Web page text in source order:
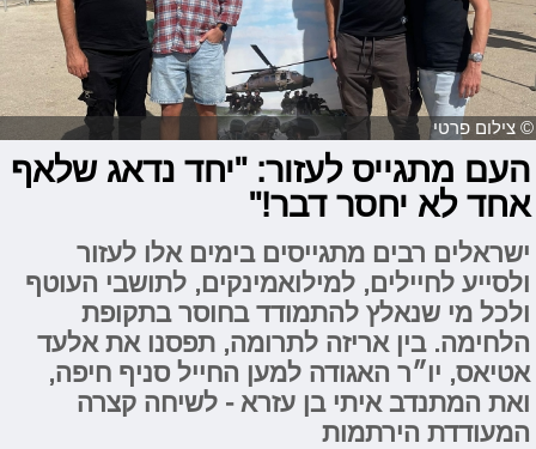
© צילום פרטי
העם מתגייס לעזור: "יחד נדאג שלאף
אחד לא יחסר דבר!"
ישראלים רבים מתגייסים בימים אלו לעזור
ולסייע לחיילים, למילואמינקים, לתושבי העוטף
ולכל מי שנאלץ להתמודד בחוסר בתקופת
הלחימה. בין אריזה לתרומה, תפסנו את אלעד
אטיאס, יו״ר האגודה למען החייל סניף חיפה,
ואת המתנדב איתי בן עזרא - לשיחה קצרה
המעודדת הירתמות